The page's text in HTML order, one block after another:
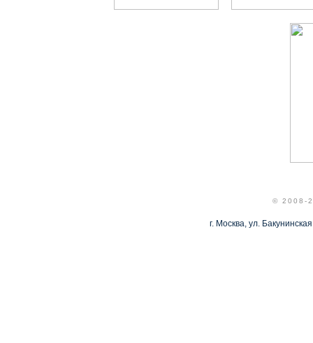
© 2008-
г. Москва, ул.